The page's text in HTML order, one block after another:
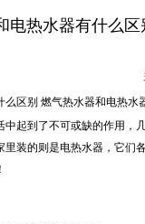
电热水器有什么
区别 燃气热水器和电热水
中起到了不可或缺的作用，
里装的则是电热水器，它们